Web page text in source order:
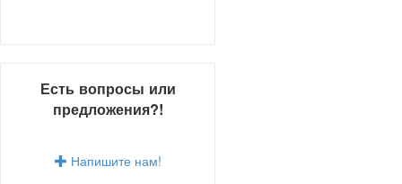
Есть вопросы или
предложения?!
Напишите нам!